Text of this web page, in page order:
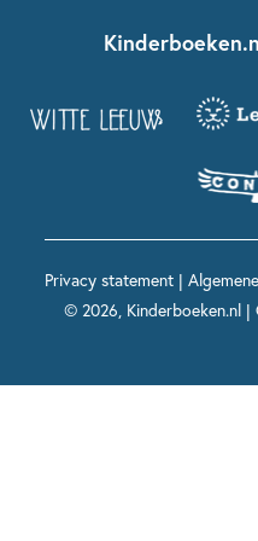
Kinderboeken diversiteit
Grappige kinderboeken
Spannende kinderboeken
Boekentips 12+ jaar
Voor volwassenen
Spekkie en Sproet
Maxi & Helium
Voor het onderwijs
Privacy statement|
© 2026, Kinderboeken.nl |